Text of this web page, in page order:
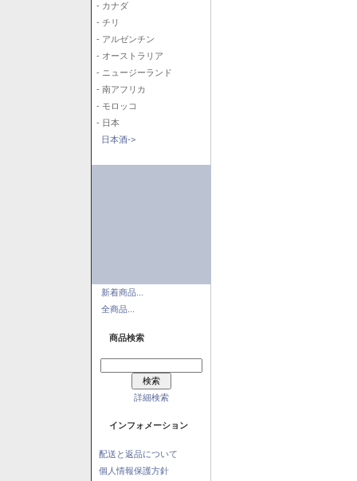
- カナダ
- チリ
- アルゼンチン
- オーストラリア
- ニュージーランド
- 南アフリカ
- モロッコ
- 日本
日本酒->
新着商品...
全商品...
商品検索
詳細検索
インフォメーション
配送と返品について
個人情報保護方針